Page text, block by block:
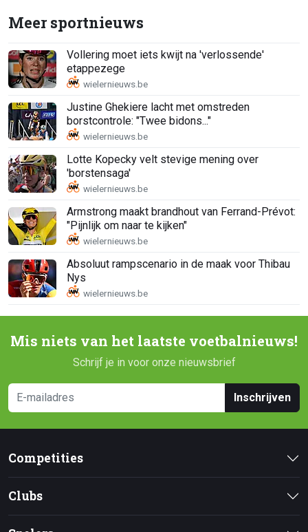
Meer sportnieuws
Vollering moet iets kwijt na 'verlossende'
etappezege
Justine Ghekiere lacht met omstreden
borstcontrole: "Twee bidons..."
Lotte Kopecky velt stevige mening over
'borstensaga'
Armstrong maakt brandhout van Ferrand-Prévot:
"Pijnlijk om naar te kijken"
Absoluut rampscenario in de maak voor Thibau
Nys
Mis niets van het laatste voetbalnieuws!
Schrijf je in voor onze nieuwsbrief
Inschrijven
Competities
Clubs